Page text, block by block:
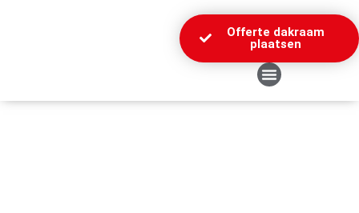
Offerte dakraam
plaatsen